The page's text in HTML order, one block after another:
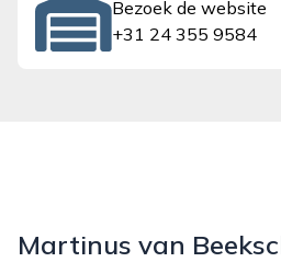
Bezoek de website
+31 24 355 9584
Martinus van